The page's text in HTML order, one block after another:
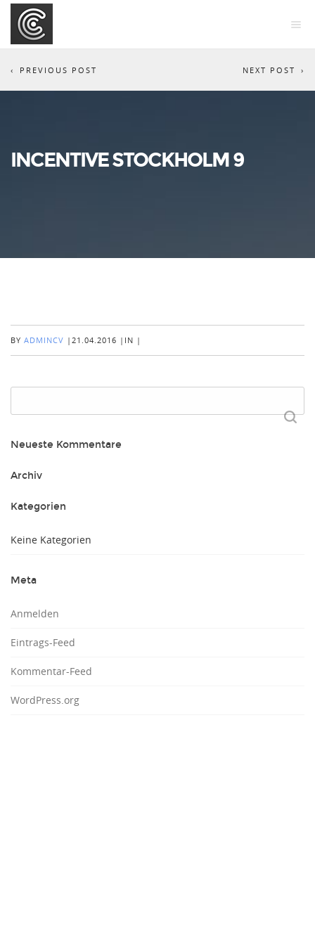
NEXT POST
PREVIOUS POST
INCENTIVE STOCKHOLM 9
BY ADMINCV | 21.04.2016 | IN |
nach:
Neueste Kommentare
Archiv
Kategorien
Keine Kategorien
Meta
Anmelden
Eintrags-Feed
Kommentar-Feed
WordPress.org